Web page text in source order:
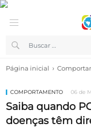
Página inicial ›
COMPORTAMENTO 06 de
Saiba quando
doenças têm